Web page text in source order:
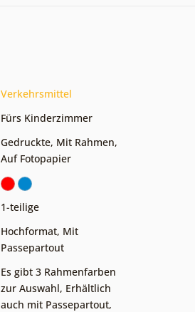
Verkehrsmittel
Fürs Kinderzimmer
Gedruckte, Mit Rahmen,
Auf Fotopapier
1-teilige
Hochformat, Mit
Passepartout
Es gibt 3 Rahmenfarben
zur Auswahl, Erhältlich
auch mit Passepartout,